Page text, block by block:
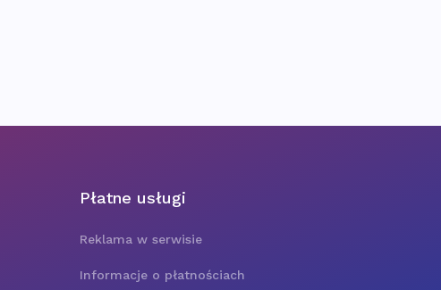
Płatne usługi
Reklama w serwisie
Informacje o płatnościach